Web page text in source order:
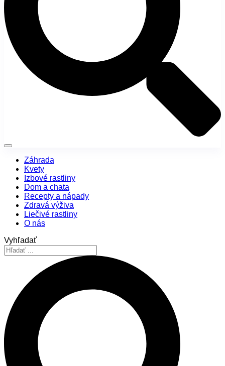
Záhrada
Kvety
Izbové rastliny
Dom a chata
Recepty a nápady
Zdravá výživa
Liečivé rastliny
O nás
Vyhľadať